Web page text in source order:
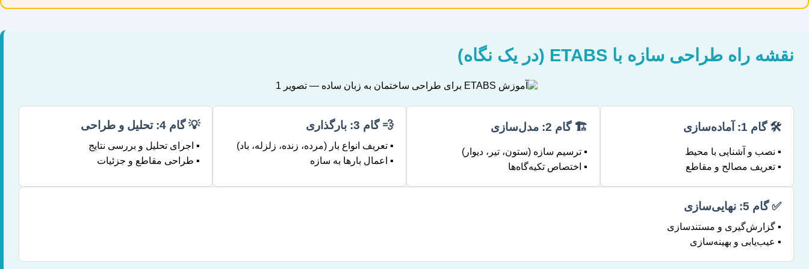
نقشه راه طراحی سازه با ETABS (در یک نگاه)
🛠️ گام 1: آماده‌سازی
▪️ نصب و آشنایی با محیط
▪️ تعریف مصالح و مقاطع
🏗️ گام 2: مدل‌سازی
▪️ ترسیم سازه (ستون، تیر، دیوار)
▪️ اختصاص تکیه‌گاه‌ها
💨 گام 3: بارگذاری
▪️ تعریف انواع بار (مرده، زنده، زلزله، باد)
▪️ اعمال بارها به سازه
💡 گام 4: تحلیل و طراحی
▪️ اجرای تحلیل و بررسی نتایج
▪️ طراحی مقاطع و جزئیات
✅ گام 5: نهایی‌سازی
▪️ گزارش‌گیری و مستندسازی
▪️ عیب‌یابی و بهینه‌سازی